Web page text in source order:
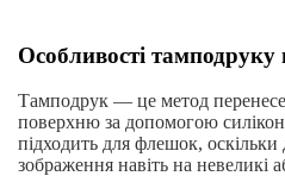
Особливості
Тамподрук — це метод
поверхню за допомогою
підходить для флешок, оскільки
зображення навіть на невеликі